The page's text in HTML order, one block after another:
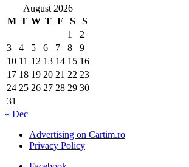
August 2026
M T W T F S
S
1
2
3
4 5 6 7 8
9
10 11 12 13 14 15 16
17 18 19 20 21 22 23
24 25 26 27 28 29 30
31
« Dec
Advertising on Cartim.ro
Privacy Policy